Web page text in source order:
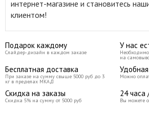
интернет-магазине и становитесь
клиентом!
Подарок каждому
Слайдер-дизайн в каждом заказе
У нас
на
Бесплатная доставка
При заказе на сумму свыше 5000 руб до 3
кг в пределах МКАД
Можно
Скидка на заказы
Скидка 5% на сумму от 5000 руб
24 часа
Вы можете